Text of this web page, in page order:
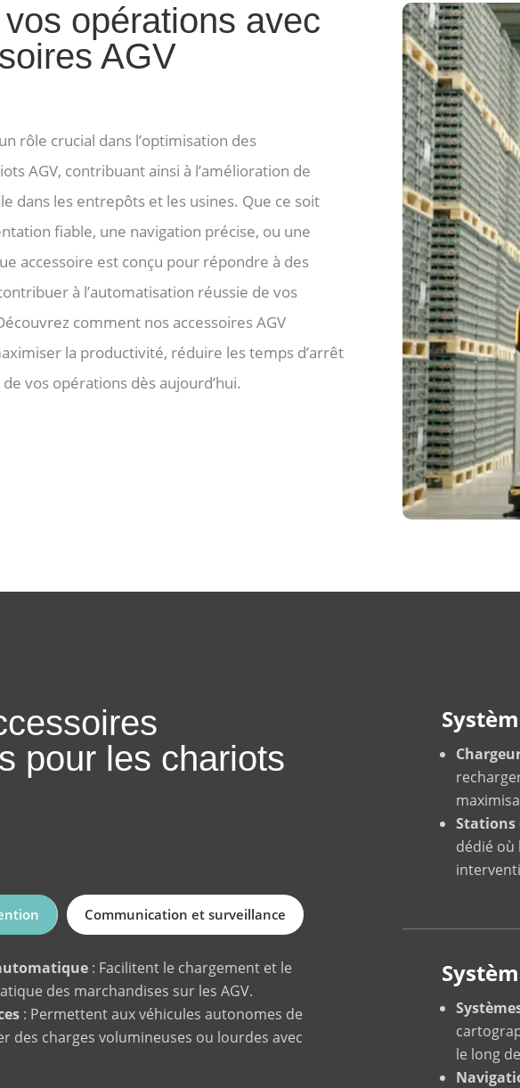
opérations avec
AGV
rôle crucial dans l’optimisation des
AGV, contribuant ainsi à l’amélioration de
dans les entrepôts et les usines. Que ce soit
fiable, une navigation précise, ou une
accessoire est conçu pour répondre à des
à l’automatisation réussie de vos
comment nos accessoires AGV
la productivité, réduire les temps d’arrêt
vos opérations dès aujourd’hui.
pour les chariots
Communication et surveillance
: Facilitent le chargement et le
des marchandises sur les AGV.
: Permettent aux véhicules autonomes de
des charges volumineuses ou lourdes avec
Stations
dédié où
le long